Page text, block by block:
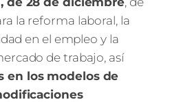
la reforma laboral, la
en el empleo y la
de trabajo, así
en los modelos de